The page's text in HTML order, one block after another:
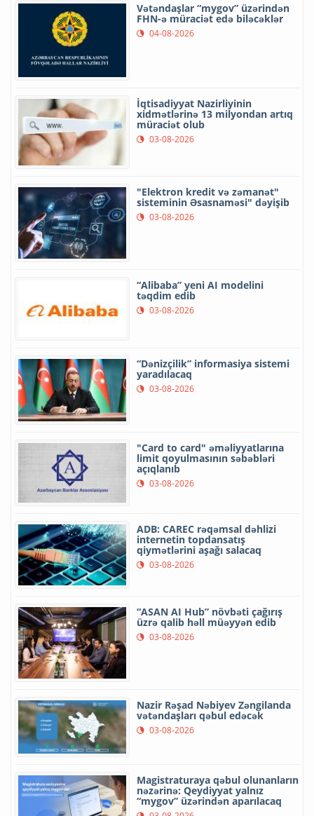
Vətəndaşlar “mygov” üzərindən
FHN-ə müraciət edə biləcəklər
04-08-2026
İqtisadiyyat Nazirliyinin
xidmətlərinə 13 milyondan artıq
müraciət olub
03-08-2026
"Elektron kredit və zəmanət"
sisteminin Əsasnaməsi" dəyişib
03-08-2026
“Alibaba” yeni AI modelini
təqdim edib
03-08-2026
“Dənizçilik” informasiya sistemi
yaradılacaq
03-08-2026
"Card to card" əməliyyatlarına
limit qoyulmasının səbəbləri
açıqlanıb
03-08-2026
ADB: CAREC rəqəmsal dəhlizi
internetin topdansatış
qiymətlərini aşağı salacaq
03-08-2026
“ASAN AI Hub” növbəti çağırış
üzrə qalib həll müəyyən edib
03-08-2026
Nazir Rəşad Nəbiyev Zəngilanda
vətəndaşları qəbul edəcək
03-08-2026
Magistraturaya qəbul olunanların
nəzərinə: Qeydiyyat yalnız
“mygov” üzərindən aparılacaq